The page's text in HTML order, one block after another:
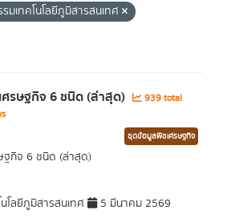
มเทคโนโลยีภูมิสารสนเทศ
รษฐกิจ 6 ชนิด (ล่าสุด)
939 total
ชุดข้อมูลพืชเศรษฐกิจ
กิจ 6 ชนิด (ล่าสุด)
โลยีภูมิสารสนเทศ 5 มีนาคม 2569